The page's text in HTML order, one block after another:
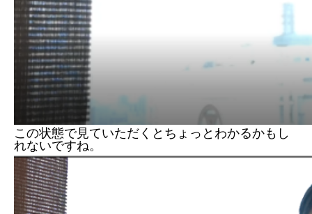
この状態で見ていただくとちょっとわかるかもし
れないですね。